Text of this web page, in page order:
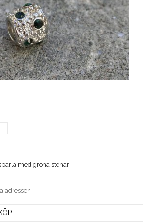
med gröna stenar
adressen